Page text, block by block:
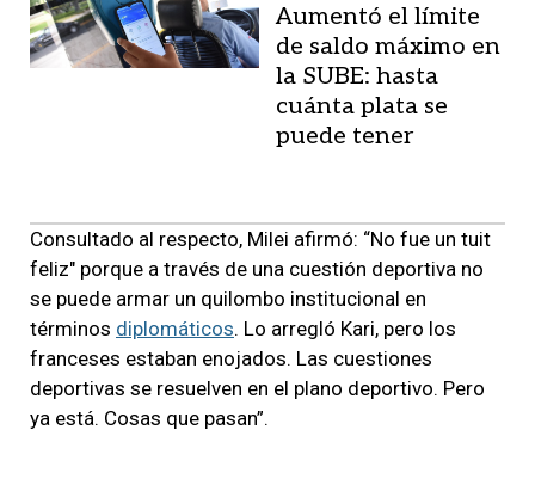
Aumentó el límite
de saldo máximo en
la SUBE: hasta
cuánta plata se
puede tener
Consultado al respecto, Milei afirmó: “No fue un tuit
feliz" porque a través de una cuestión deportiva no
se puede armar un quilombo institucional en
términos diplomáticos. Lo arregló Kari, pero los
franceses estaban enojados. Las cuestiones
deportivas se resuelven en el plano deportivo. Pero
ya está. Cosas que pasan”.